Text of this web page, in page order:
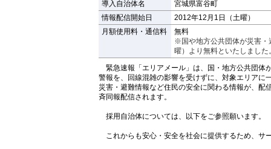
導入自治体名
宮城県富谷町
情報配信開始日
2012年12月1日（土曜）
月額使用料・通信料
無料
※国や地方公共団体が災害・
曜）より無料といたしました
緊急速報「エリアメール」は、国・地方公共団体
警報を、回線混雑の影響を受けずに、対象エリアに
災害・避難情報など住民の安全に関わる情報が、配
斉同報配信されます。
採用自治体については、以下をご参照願います。
これからも安心・安全を社会に提供するため、サ